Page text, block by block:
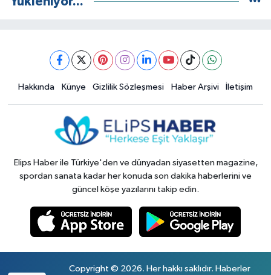
Hakkında Künye Gizlilik Sözleşmesi Haber Arşivi İletişim
Elips Haber ile Türkiye'den ve dünyadan siyasetten magazine,
spordan sanata kadar her konuda son dakika haberlerini ve
güncel köşe yazılarını takip edin.
Copyright © 2026. Her hakkı saklıdır. Haberler